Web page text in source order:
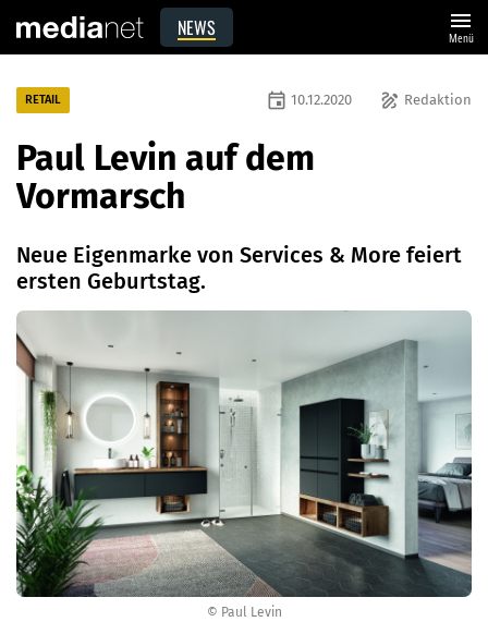
NEWS menu
Menü
© Paul Levin
RETAIL draw Redaktion
event 10.12.2020
Paul Levin auf dem
Vormarsch
Neue Eigenmarke von Services & More feiert
ersten Geburtstag.